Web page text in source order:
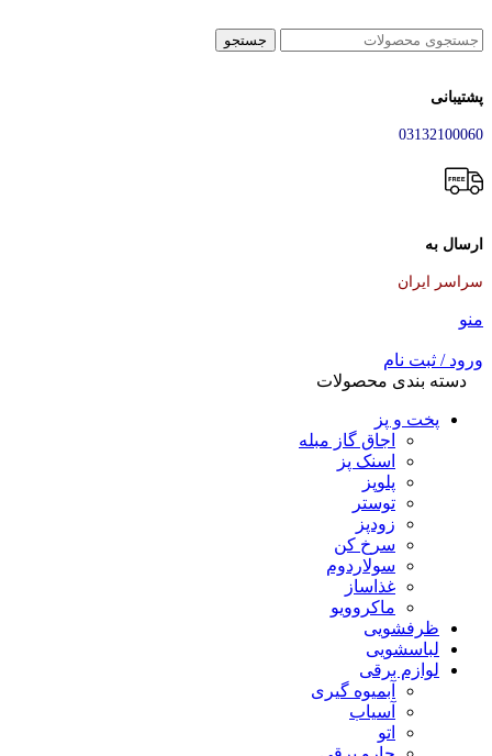
جستجو
پشتیبانی
03132100060
ارسال به
سراسر ایران
منو
ورود / ثبت نام
دسته بندی محصولات
پخت و پز
اجاق گاز مبله
اسنک پز
پلوپز
توستر
زودپز
سرخ کن
سولاردوم
غذاساز
ماکروویو
ظرفشویی
لباسشویی
لوازم برقی
آبمیوه گیری
آسیاب
اتو